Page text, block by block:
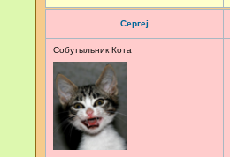
Сергеj
Собутыльник Кота